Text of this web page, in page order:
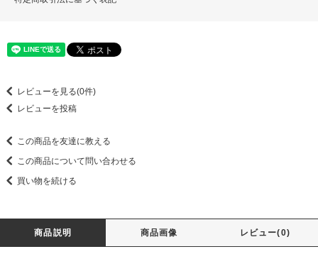
レビューを見る(0件)
レビューを投稿
この商品を友達に教える
この商品について問い合わせる
買い物を続ける
商品説明 商品画像 レビュー(0)